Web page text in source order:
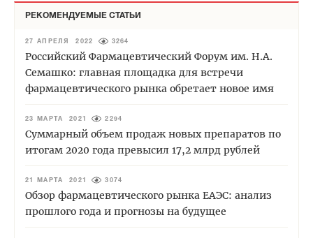
РЕКОМЕНДУЕМЫЕ СТАТЬИ
27 АПРЕЛЯ 2022 3264
Российский Фармацевтический Форум им. Н.А.
Семашко: главная площадка для встречи
фармацевтического рынка обретает новое имя
23 МАРТА 2021 2294
Суммарный объем продаж новых препаратов по
итогам 2020 года превысил 17,2 млрд рублей
21 МАРТА 2021 3074
Обзор фармацевтического рынка ЕАЭС: анализ
прошлого года и прогнозы на будущее